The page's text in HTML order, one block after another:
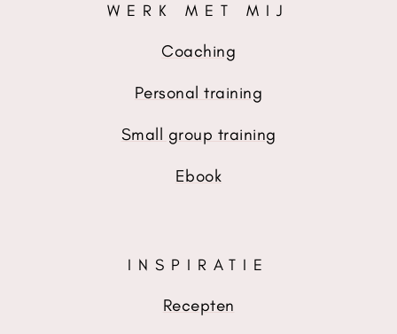
WERK MET MIJ
Coaching
Personal training
Small group training
Ebook
INSPIRATIE
Recepten